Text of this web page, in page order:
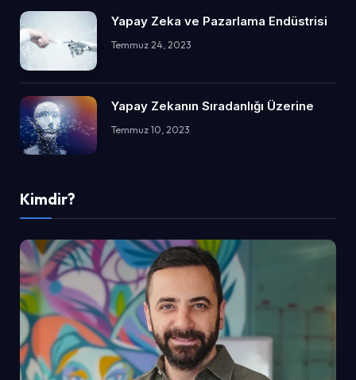
Yapay Zeka ve Pazarlama Endüstrisi
Temmuz 24, 2023
Yapay Zekanın Sıradanlığı Üzerine
Temmuz 10, 2023
Kimdir?